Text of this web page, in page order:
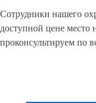
Сотрудники нашего
доступной цене место
проконсультируем по